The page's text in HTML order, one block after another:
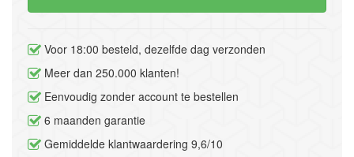
Voor 18:00 besteld, dezelfde dag verzonden
Meer dan 250.000 klanten!
Eenvoudig zonder account te bestellen
6 maanden garantie
Gemiddelde klantwaardering 9,6/10